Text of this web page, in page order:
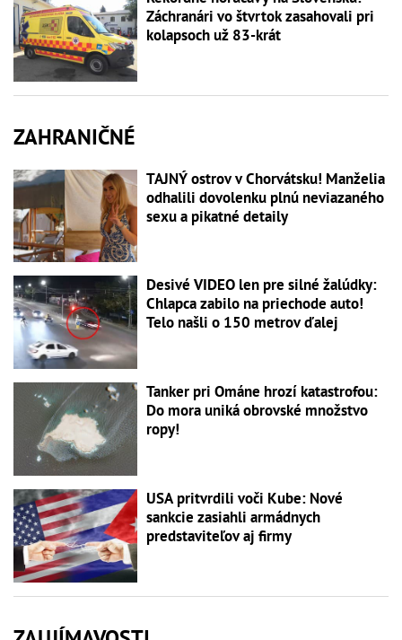
Záchranári vo štvrtok zasahovali pri
kolapsoch už 83-krát
ZAHRANIČNÉ
TAJNÝ ostrov v Chorvátsku! Manželia
odhalili dovolenku plnú neviazaného
sexu a pikatné detaily
Desivé VIDEO len pre silné žalúdky:
Chlapca zabilo na priechode auto!
Telo našli o 150 metrov ďalej
Tanker pri Ománe hrozí katastrofou:
Do mora uniká obrovské množstvo
ropy!
USA pritvrdili voči Kube: Nové
sankcie zasiahli armádnych
predstaviteľov aj firmy